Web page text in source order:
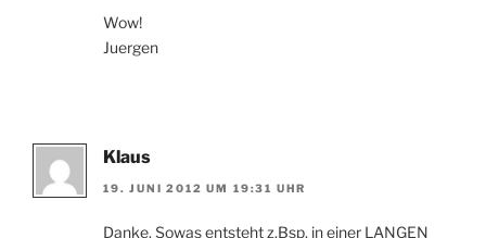
Wow!
Juergen
Klaus
19. JUNI 2012 UM 19:31 UHR
Danke. Sowas entsteht z.Bsp. in einer LANGEN